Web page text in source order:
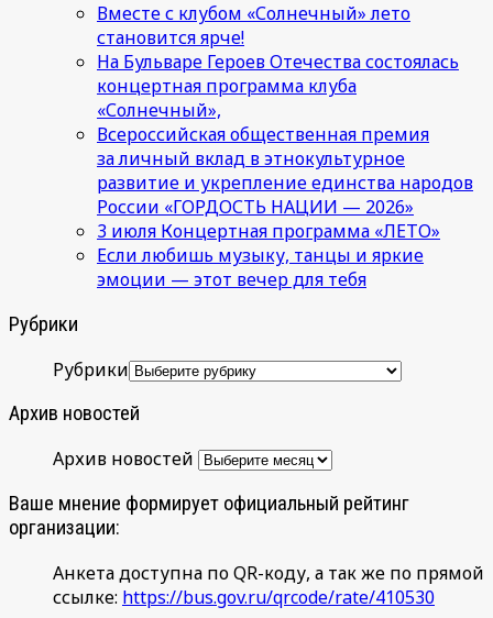
Вместе с клубом «Солнечный» лето
становится ярче!
На Бульваре Героев Отечества состоялась
концертная программа клуба
«Солнечный»,
Всероссийская общественная премия
за личный вклад в этнокультурное
развитие и укрепление единства народов
России «ГОРДОСТЬ НАЦИИ — 2026»
3 июля Концертная программа «ЛЕТО»
Если любишь музыку, танцы и яркие
эмоции — этот вечер для тебя
Рубрики
Рубрики
Архив новостей
Архив новостей
Ваше мнение формирует официальный рейтинг
организации:
Анкета доступна по QR-коду, а так же по прямой
ссылке: https://bus.gov.ru/qrcode/rate/410530